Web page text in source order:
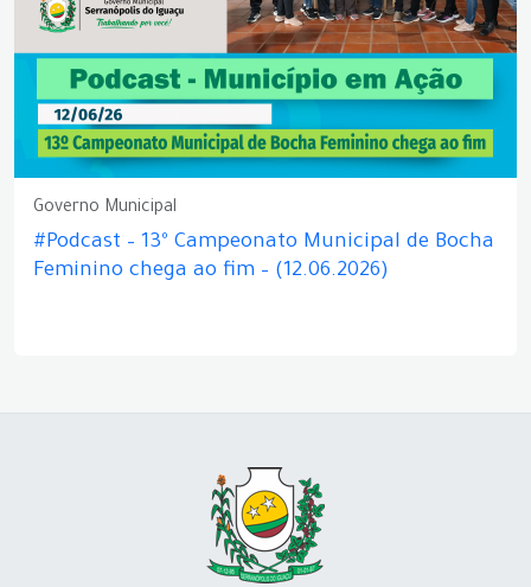
Governo Municipal
#Podcast – 13º Campeonato Municipal de Bocha
Feminino chega ao fim – (12.06.2026)